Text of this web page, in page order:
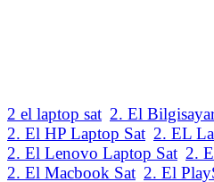
2 el laptop sat 2. El
2. El HP Laptop Sat 2. EL
2. El Lenovo Laptop Sat 2.
2. El Macbook Sat 2. El